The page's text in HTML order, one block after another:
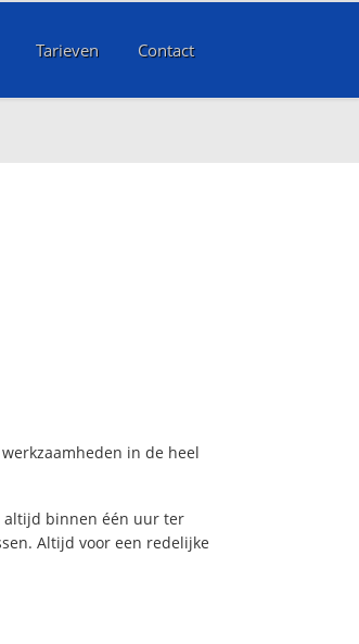
Tarieven Contact
in de heel
altijd binnen één uur ter
Altijd voor een redelijke